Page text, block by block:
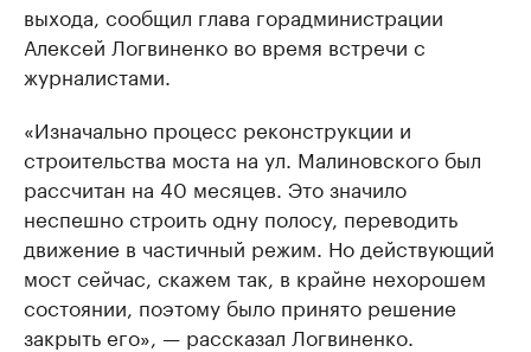
выхода, сообщил глава горадминистрации
Алексей Логвиненко во время встречи с
журналистами.
«Изначально процесс реконструкции и
строительства моста на ул. Малиновского был
рассчитан на 40 месяцев. Это значило
неспешно строить одну полосу, переводить
движение в частичный режим. Но действующий
мост сейчас, скажем так, в крайне нехорошем
состоянии, поэтому было принято решение
закрыть его», — рассказал Логвиненко.